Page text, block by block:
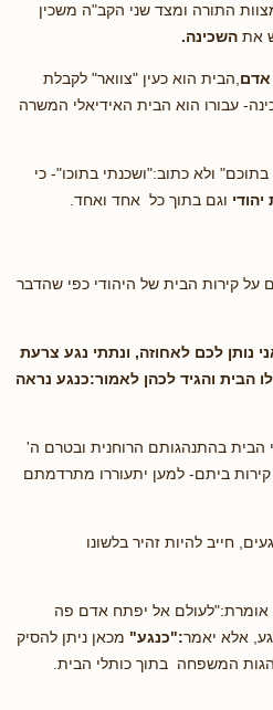
התורה ומצד שני הקב"ה משכין
את השכינה.
אדם ,הבית הוא כעין "צוואר" לקבלת
עבורו הוא הבית האידיאלי המשרה
ולא כתוב:"ושכנתי בתוכו"- כי
וגם בתוך כל אחד ואחד.
על קירות הבית של היהודי כפי שהדבר
נותן לכם לאחוזה, ונתתי נגע צרעת
הבית והגיד לכהן לאמור:כנגע נראה
הבית בהתנהגותם הרוחנית ובטרם ה'
ביתם- למען יתעוררו מתרדמתם
חייב להיות זהיר בלשונו
אומרת:"לעולם אל יפתח אדם פה
אלא יאמר:"כנגע" מכאן ניתן להסיק
המשפחה בתוך כותלי הבית.